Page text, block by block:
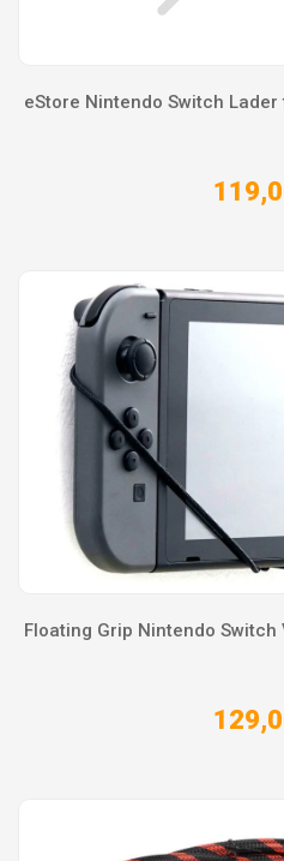
eStore Nintendo Switch
Floating Grip Nintendo